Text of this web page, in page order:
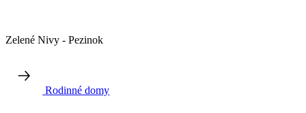
Zelené Nivy - Pezinok
Rodinné domy